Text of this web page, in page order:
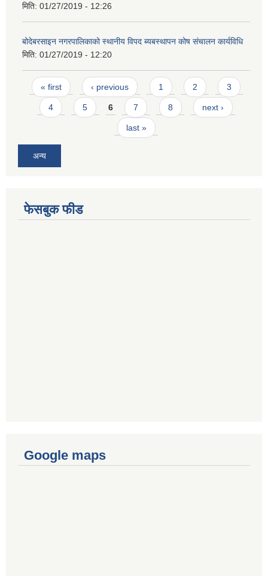
मिति: 01/27/2019 - 12:26
बोदेबरसाइन नगरपालिकाको स्थानीय विपद ब्यबस्थापन कोष संचालन कार्यविधि
मिति: 01/27/2019 - 12:20
Pages
« first ‹ previous 1 2 3
4 5 6 7 8 next ›
last »
अन्य
फेसबुक फीड
Google maps